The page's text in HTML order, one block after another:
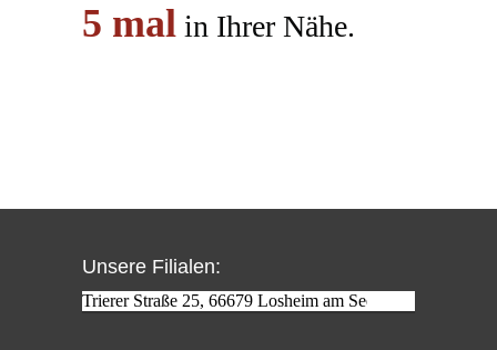
5 mal in Ihrer Nähe.
Unsere Filialen: